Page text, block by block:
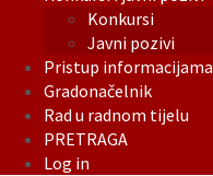
Konkursi
Javni pozivi
Pristup informacijama
Gradonačelnik
Rad u radnom tijelu
PRETRAGA
Log in